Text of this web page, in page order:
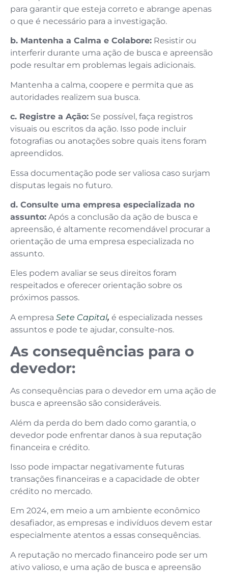
para garantir que esteja correto e abrange apenas
o que é necessário para a investigação.
b. Mantenha a Calma e Colabore: Resistir ou
interferir durante uma ação de busca e apreensão
pode resultar em problemas legais adicionais.
Mantenha a calma, coopere e permita que as
autoridades realizem sua busca.
c. Registre a Ação: Se possível, faça registros
visuais ou escritos da ação. Isso pode incluir
fotografias ou anotações sobre quais itens foram
apreendidos.
Essa documentação pode ser valiosa caso surjam
disputas legais no futuro.
d. Consulte uma empresa especializada no
assunto: Após a conclusão da ação de busca e
apreensão, é altamente recomendável procurar a
orientação de uma empresa especializada no
assunto.
Eles podem avaliar se seus direitos foram
respeitados e oferecer orientação sobre os
próximos passos.
A empresa Sete Capital, é especializada nesses
assuntos e pode te ajudar, consulte-nos.
As consequências para o
devedor:
As consequências para o devedor em uma ação de
busca e apreensão são consideráveis.
Além da perda do bem dado como garantia, o
devedor pode enfrentar danos à sua reputação
financeira e crédito.
Isso pode impactar negativamente futuras
transações financeiras e a capacidade de obter
crédito no mercado.
Em 2024, em meio a um ambiente econômico
desafiador, as empresas e indivíduos devem estar
especialmente atentos a essas consequências.
A reputação no mercado financeiro pode ser um
ativo valioso, e uma ação de busca e apreensão